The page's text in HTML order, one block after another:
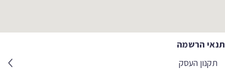
הרשמה
תקנון העסק